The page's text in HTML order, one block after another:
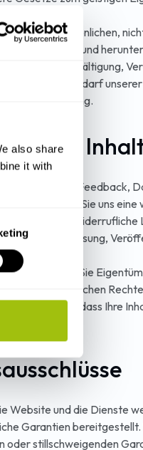
also share
it with
nur für den persönlichen,
ansehen und
(Vervielfältigung,
Anzeige) bedarf unserer
Zustimmung.
(Kommentare, Feedback,
gewähren Sie uns
exklusive, unwiderrufliche
Anpassung,
Materials.
dass Sie
die erforderlichen
gewähren, und dass Ihre
Website und die Dienste
Garantien
oder stillschweigenden